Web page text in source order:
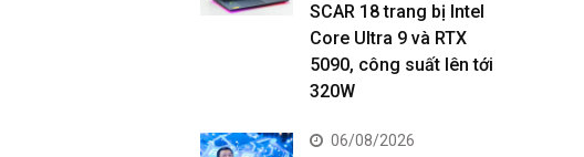
SCAR 18 trang bị Intel
Core Ultra 9 và RTX
5090, công suất lên tới
320W
06/08/2026